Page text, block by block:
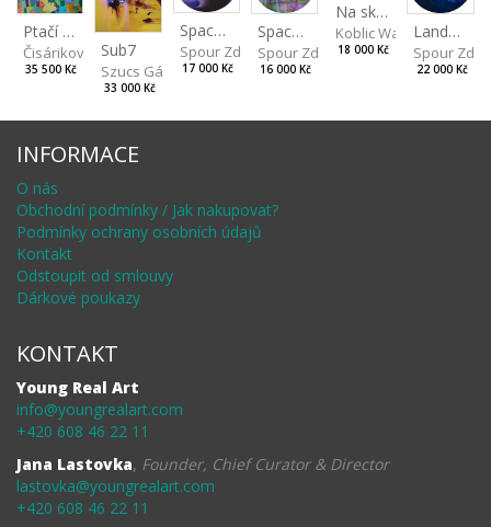
Ptačí perspektiva
Čisáriková Táňa
35 500 Kč
Sub7
Szucs Gábor
33 000 Kč
Spaces IV
Spour Zdeněk
17 000 Kč
Spaces III
Spour Zdeněk
16 000 Kč
Na skalách
Koblic Walterová
18 000 Kč
Landscape II
Spour
22 000 Kč
INFORMACE
O nás
Obchodní podmínky / Jak nakupovat?
Podmínky ochrany osobních údajů
Kontakt
Odstoupit od smlouvy
Dárkové poukazy
KONTAKT
Young Real Art
info@youngrealart.com
+420 608 46 22 11
Jana Lastovka, Founder, Chief Curator & Director
lastovka@youngrealart.com
+420 608 46 22 11